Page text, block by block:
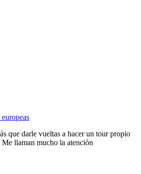
que darle vueltas a hacer un tour propio
llaman mucho la atención